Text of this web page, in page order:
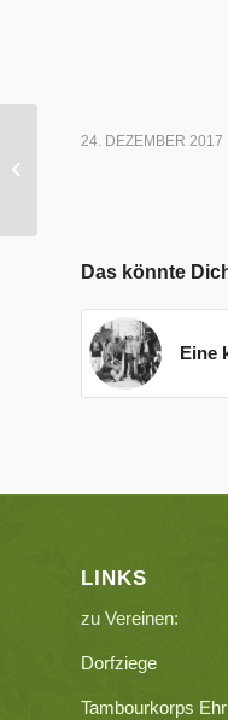
24. DEZEMBER 2017
Das könnte
Eine
LINKS
zu Vereinen:
Dorfziege
Tambourkorps